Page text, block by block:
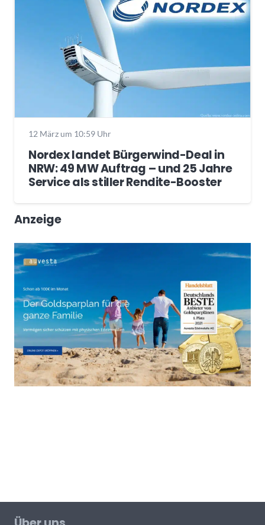
12 März um 10:59 Uhr
Nordex landet Bürgerwind-Deal in
NRW: 49 MW Auftrag – und 25 Jahre
Service als stiller Rendite-Booster
Anzeige